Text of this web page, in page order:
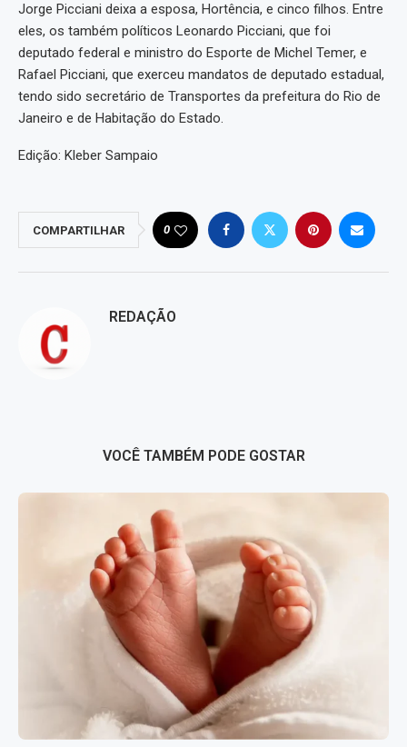
Jorge Picciani deixa a esposa, Hortência, e cinco filhos. Entre
eles, os também políticos Leonardo Picciani, que foi
deputado federal e ministro do Esporte de Michel Temer, e
Rafael Picciani, que exerceu mandatos de deputado estadual,
tendo sido secretário de Transportes da prefeitura do Rio de
Janeiro e de Habitação do Estado.
Edição: Kleber Sampaio
COMPARTILHAR 0
REDAÇÃO
VOCÊ TAMBÉM PODE GOSTAR